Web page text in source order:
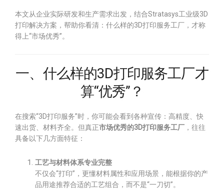
本文从企业实际研发和生产需求出发，结合Stratasys工业级3D
打印解决方案，帮助你看清：什么样的3D打印服务工厂，才称
得上“市场优秀”。
一、什么样的3D打印服务工厂才
算“优秀”？
在搜索“3D打印服务”时，你可能会看到各种宣传：高精度、快
速出货、材料齐全。但真正市场优秀的3D打印服务工厂 ，往往
具备以下几方面特征：
工艺与材料体系专业完整
不仅会“打印”，更懂材料属性和应用场景，能根据你的产
品用途推荐合适的工艺组合，而不是“一刀切”。